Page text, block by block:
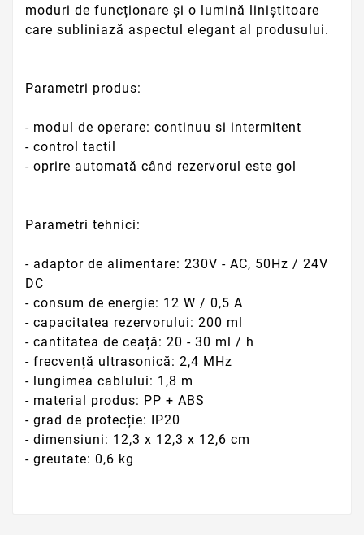
moduri de funcționare și o lumină liniștitoare
care subliniază aspectul elegant al produsului.
Parametri produs:
- modul de operare: continuu si intermitent
- control tactil
- oprire automată când rezervorul este gol
Parametri tehnici:
- adaptor de alimentare: 230V - AC, 50Hz / 24V
DC
- consum de energie: 12 W / 0,5 A
- capacitatea rezervorului: 200 ml
- cantitatea de ceață: 20 - 30 ml / h
- frecvență ultrasonică: 2,4 MHz
- lungimea cablului: 1,8 m
- material produs: PP + ABS
- grad de protecție: IP20
- dimensiuni: 12,3 x 12,3 x 12,6 cm
- greutate: 0,6 kg